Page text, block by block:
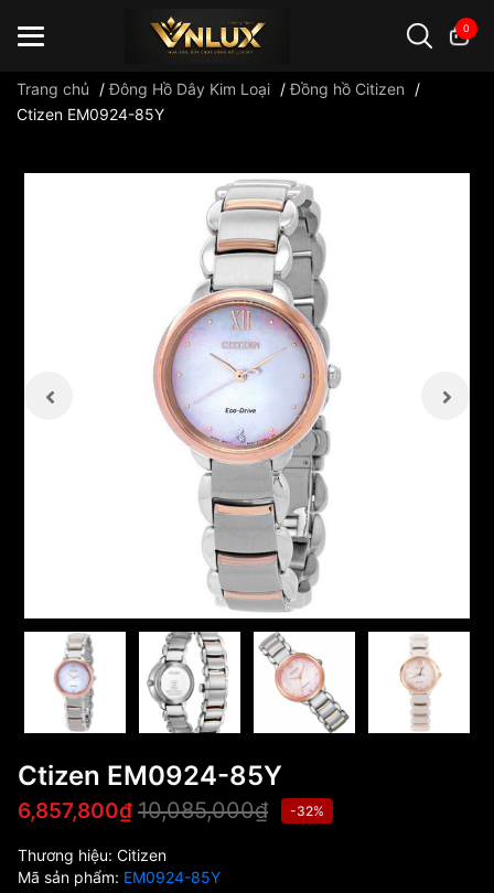
0
Trang chủ /Đông Hồ Dây Kim Loại /Đồng hồ Citizen
/
Ctizen EM0924-85Y
Ctizen EM0924-85Y
6,857,800₫ 10,085,000₫ -32%
Thương hiệu: Citizen
Mã sản phẩm: EM0924-85Y